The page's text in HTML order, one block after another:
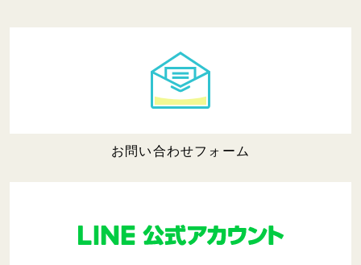
お問い合わせフォーム